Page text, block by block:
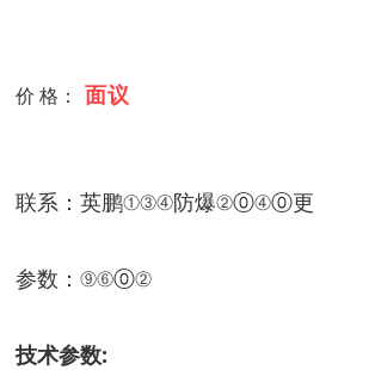
价 格： 面议
联系：英鹏①③④防爆②⓪④⓪更
参数：⑨⑥⓪②
技术参数: